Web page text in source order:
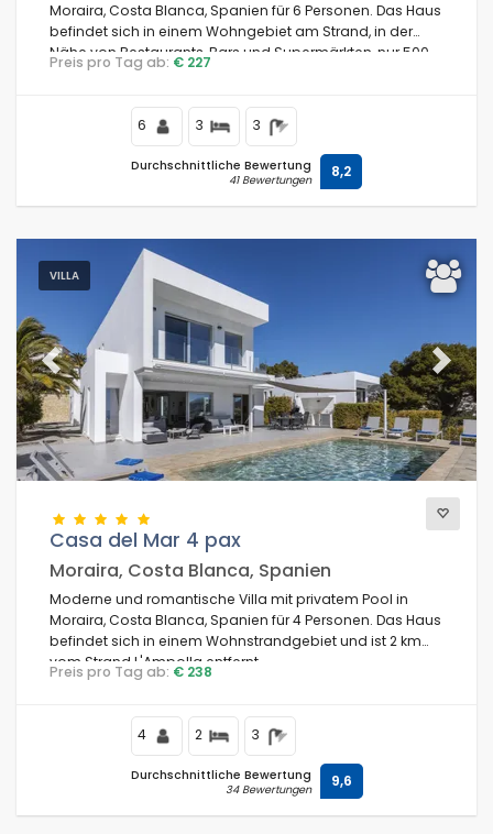
Moraira, Costa Blanca, Spanien für 6 Personen. Das Haus
befindet sich in einem Wohngebiet am Strand, in der
Nähe von Restaurants, Bars und Supermärkten, nur 500
Meter vom Strand Cala Andrago und 500 Meter vom
Preis pro Tag ab: € 227
6 3 3
Durchschnittliche Bewertung
41 Bewertungen 8,2
VILLA
Previous Next
Casa del Mar 4 pax
Moraira, Costa Blanca, Spanien
Moderne und romantische Villa mit privatem Pool in
Moraira, Costa Blanca, Spanien für 4 Personen. Das Haus
befindet sich in einem Wohnstrandgebiet und ist 2 km
vom Strand L'Ampolla entfernt.
Preis pro Tag ab: € 238
4 2 3
Durchschnittliche Bewertung
34 Bewertungen 9,6